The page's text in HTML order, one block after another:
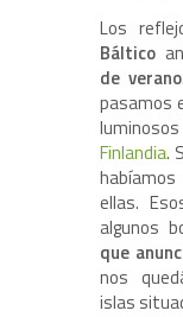
Los
Báltico
de verano
pasamos
Finlandia.
ellas.
algunos
que
nos
islas